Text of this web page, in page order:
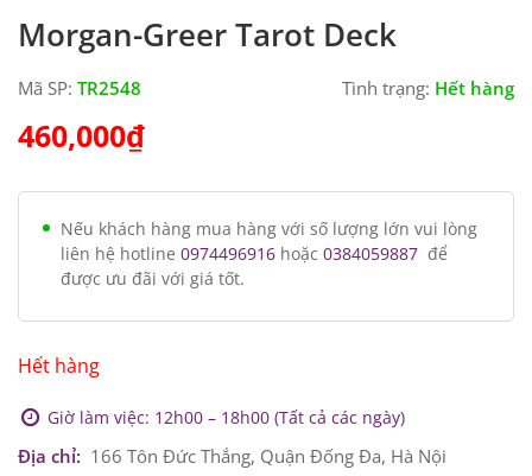
Morgan-Greer Tarot Deck
Mã SP: TR2548 Tình trạng: Hết hàng
460,000₫
Nếu khách hàng mua hàng với số lượng lớn vui lòng
liên hệ hotline 0974496916 hoặc 0384059887 để
được ưu đãi với giá tốt.
Hết hàng
Giờ làm việc: 12h00 – 18h00 (Tất cả các ngày)
Địa chỉ: 166 Tôn Đức Thắng, Quận Đống Đa, Hà Nội